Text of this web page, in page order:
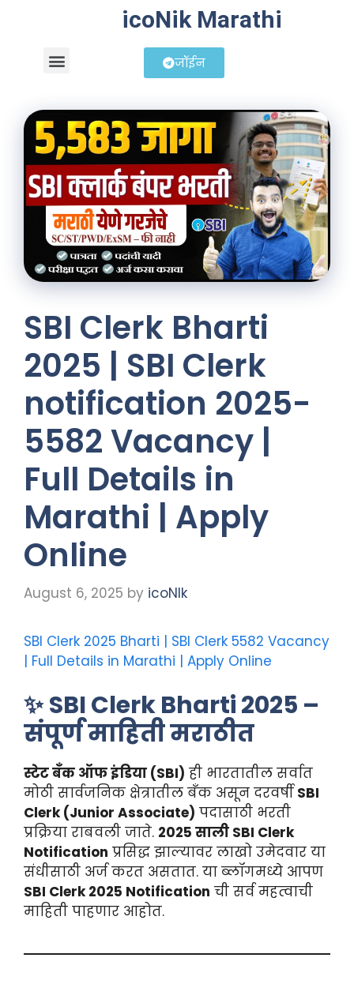
icoNik Marathi
जॉईन
SBI Clerk Bharti
2025 | SBI Clerk
notification 2025-
5582 Vacancy |
Full Details in
Marathi | Apply
Online
August 6, 2025 by icoNIk
SBI Clerk 2025 Bharti | SBI Clerk 5582 Vacancy
| Full Details in Marathi | Apply Online
✨SBI Clerk Bharti 2025 –
संपूर्ण माहिती मराठीत
स्टेट बँक ऑफ इंडिया (SBI) ही भारतातील सर्वात
मोठी सार्वजनिक क्षेत्रातील बँक असून दरवर्षी SBI
Clerk (Junior Associate) पदासाठी भरती
प्रक्रिया राबवली जाते. 2025 साली SBI Clerk
Notification प्रसिद्ध झाल्यावर लाखो उमेदवार या
संधीसाठी अर्ज करत असतात. या ब्लॉगमध्ये आपण
SBI Clerk 2025 Notification ची सर्व महत्वाची
माहिती पाहणार आहोत.